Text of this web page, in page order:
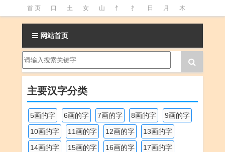
首 页 口 土 女 山 忄 扌 日 月 木
氵 火 王 石 竹 糹 艹 虫 言 足
阝 魚
网站首页
主要汉字分类
5画的字 6画的字 7画的字 8画的字
9画的字
10画的字
11画的字 12画的字
13画的字
14画的字
15画的字 16画的字
17画的字